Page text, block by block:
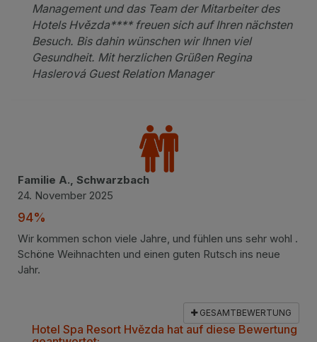
Management und das Team der Mitarbeiter des
Hotels Hvězda**** freuen sich auf Ihren nächsten
Besuch. Bis dahin wünschen wir Ihnen viel
Gesundheit. Mit herzlichen Grüßen Regina
Haslerová Guest Relation Manager
Familie A., Schwarzbach
24. November 2025
94%
Wir kommen schon viele Jahre, und fühlen uns sehr wohl .
Schöne Weihnachten und einen guten Rutsch ins neue
Jahr.
GESAMTBEWERTUNG
Hotel Spa Resort Hvězda hat auf diese Bewertung